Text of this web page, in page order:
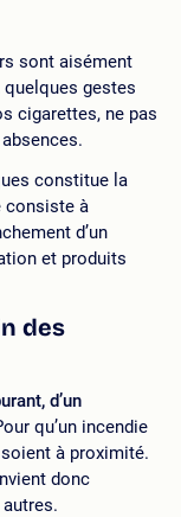
sont aisément
gestes
cigarettes, ne pas
constitue la
consiste à
d’un
et produits
des
d’un
qu’un incendie
à proximité.
donc